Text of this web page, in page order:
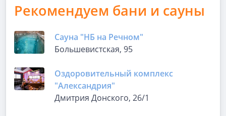
Рекомендуем бани и сауны
Сауна "НБ на Речном"
Большевистская, 95
Оздоровительный комплекс
"Александрия"
Дмитрия Донского, 26/1